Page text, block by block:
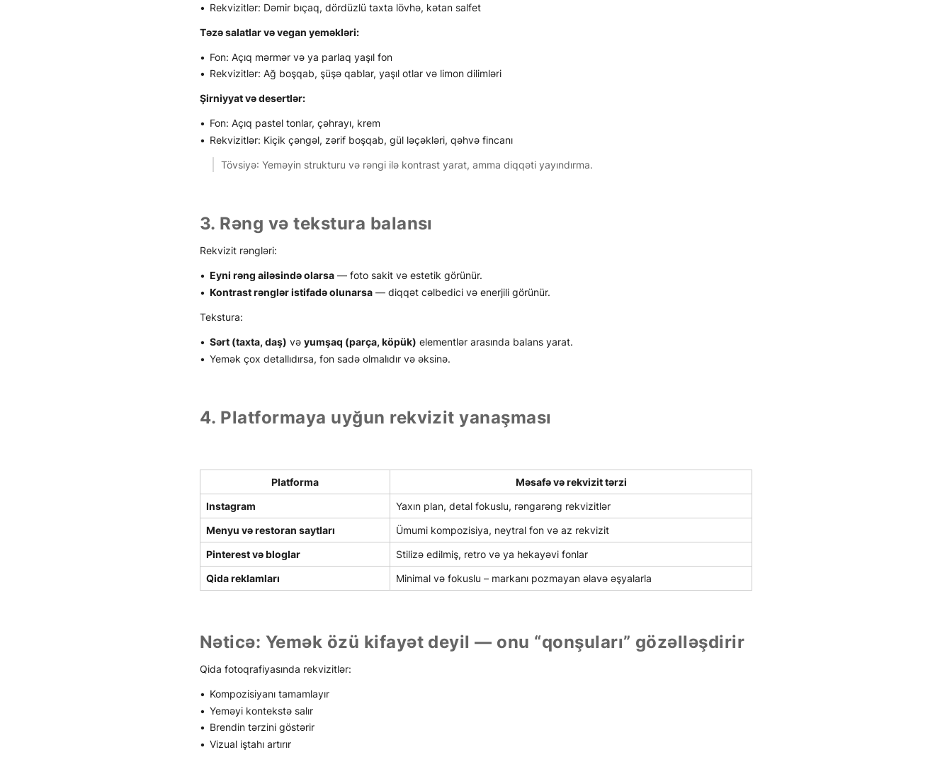
Rekvizitlər: Dəmir bıçaq, dördüzlü taxta lövhə, kətan salfet
Təzə salatlar və vegan yeməkləri:
Fon: Açıq mərmər və ya parlaq yaşıl fon
Rekvizitlər: Ağ boşqab, şüşə qablar, yaşıl otlar və limon dilimləri
Şirniyyat və desertlər:
Fon: Açıq pastel tonlar, çəhrayı, krem
Rekvizitlər: Kiçik çəngəl, zərif boşqab, gül ləçəkləri, qəhvə fincanı
Tövsiyə: Yeməyin strukturu və rəngi ilə kontrast yarat, amma diqqəti yayındırma.
3. Rəng və tekstura balansı
Rekvizit rəngləri:
Eyni rəng ailəsində olarsa — foto sakit və estetik görünür.
Kontrast rənglər istifadə olunarsa — diqqət cəlbedici və enerjili görünür.
Tekstura:
Sərt (taxta, daş) və yumşaq (parça, köpük) elementlər arasında balans yarat.
Yemək çox detallıdırsa, fon sadə olmalıdır və əksinə.
4. Platformaya uyğun rekvizit yanaşması
Platforma
Məsafə və rekvizit tərzi
Instagram
Yaxın plan, detal fokuslu, rəngarəng rekvizitlər
Menyu və restoran saytları
Ümumi kompozisiya, neytral fon və az rekvizit
Pinterest və bloglar
Stilizə edilmiş, retro və ya hekayəvi fonlar
Qida reklamları
Minimal və fokuslu – markanı pozmayan əlavə əşyalarla
Nəticə: Yemək özü kifayət deyil — onu “qonşuları” gözəlləşdirir
Qida fotoqrafiyasında rekvizitlər:
Kompozisiyanı tamamlayır
Yeməyi kontekstə salır
Brendin tərzini göstərir
Vizual iştahı artırır